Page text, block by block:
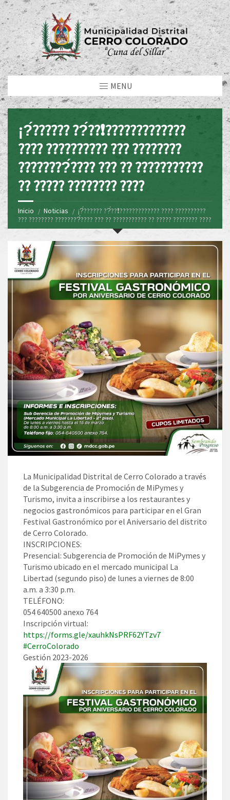
MENU
¡?́?????? ??́??❗?????????????
???? ?????????? ??? ????????
????????́???? ??? ?? ???????????
?? ????? ???????? ????
Inicio Noticias
¡?́?????? ??́??❗????????????? ???? ??????????
??? ???????? ????????́???? ??? ?? ??????????? ?? ????? ???????? ????
La Municipalidad Distrital de Cerro Colorado a través
de la Subgerencia de Promoción de MiPymes y
Turismo, invita a inscribirse a los restaurantes y
negocios gastronómicos para participar en el Gran
Festival Gastronómico por el Aniversario del distrito
de Cerro Colorado.
INSCRIPCIONES:
Presencial: Subgerencia de Promoción de MiPymes y
Turismo ubicado en el mercado municipal La
Libertad (segundo piso) de lunes a viernes de 8:00
a.m. a 3:30 p.m.
TELÉFONO:
054 640500 anexo 764
Inscripción virtual:
https://forms.gle/xauhkNsPRF62YTzv7
#CerroColorado
Gestión 2023-2026